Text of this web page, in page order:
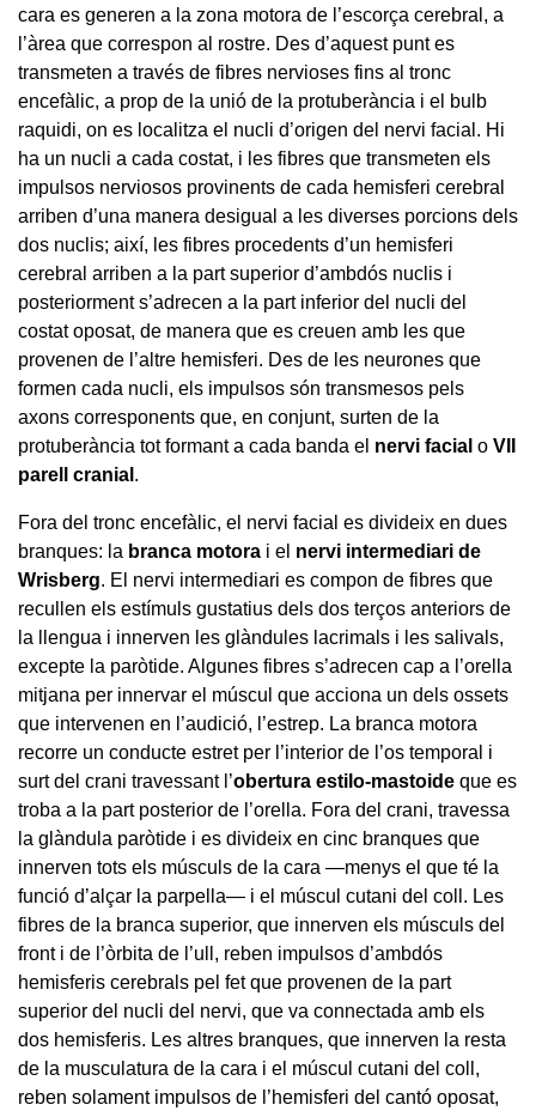
cara es generen a la zona motora de l’escorça cerebral, a
l’àrea que correspon al rostre. Des d’aquest punt es
transmeten a través de fibres nervioses fins al tronc
encefàlic, a prop de la unió de la protuberància i el bulb
raquidi, on es localitza el nucli d’origen del nervi facial. Hi
ha un nucli a cada costat, i les fibres que transmeten els
impulsos nerviosos provinents de cada hemisferi cerebral
arriben d’una manera desigual a les diverses porcions dels
dos nuclis; així, les fibres procedents d’un hemisferi
cerebral arriben a la part superior d’ambdós nuclis i
posteriorment s’adrecen a la part inferior del nucli del
costat oposat, de manera que es creuen amb les que
provenen de l’altre hemisferi. Des de les neurones que
formen cada nucli, els impulsos són transmesos pels
axons corresponents que, en conjunt, surten de la
protuberància tot formant a cada banda el nervi facial o VII
parell cranial .
Fora del tronc encefàlic, el nervi facial es divideix en dues
branques: la branca motora i el nervi intermediari de
Wrisberg. El nervi intermediari es compon de fibres que
recullen els estímuls gustatius dels dos terços anteriors de
la llengua i innerven les glàndules lacrimals i les salivals,
excepte la paròtide. Algunes fibres s’adrecen cap a l’orella
mitjana per innervar el múscul que acciona un dels ossets
que intervenen en l’audició, l’estrep. La branca motora
recorre un conducte estret per l’interior de l’os temporal i
surt del crani travessant l’obertura estilo-mastoide que es
troba a la part posterior de l’orella. Fora del crani, travessa
la glàndula paròtide i es divideix en cinc branques que
innerven tots els músculs de la cara —menys el que té la
funció d’alçar la parpella— i el múscul cutani del coll. Les
fibres de la branca superior, que innerven els músculs del
front i de l’òrbita de l’ull, reben impulsos d’ambdós
hemisferis cerebrals pel fet que provenen de la part
superior del nucli del nervi, que va connectada amb els
dos hemisferis. Les altres branques, que innerven la resta
de la musculatura de la cara i el múscul cutani del coll,
reben solament impulsos de l’hemisferi del cantó oposat,